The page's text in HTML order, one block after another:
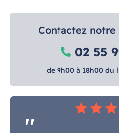
Contactez
02 55
de 9h00 à 18h00 du
star star star